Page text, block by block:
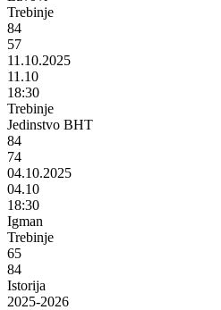
Trebinje
84
57
11.10.2025
11.10
18:30
Trebinje
Jedinstvo BHT
84
74
04.10.2025
04.10
18:30
Igman
Trebinje
65
84
Istorija
2025-2026